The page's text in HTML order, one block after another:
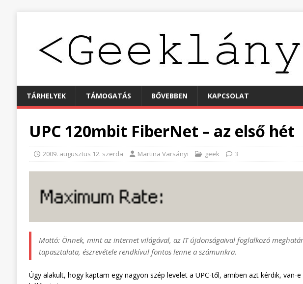
TÁRHELYEK TÁMOGATÁS BŐVEBBEN KAPCSOLAT
UPC 120mbit FiberNet – az első hét
2009. augusztus 12. szerda Martina Varsányi geek 3
Mottó: Önnek, mint az internet világával, az IT újdonságaival foglalkozó
tapasztalata, észrevétele rendkívül fontos lenne a számunkra.
Úgy alakult, hogy kaptam egy nagyon szép levelet a UPC-től, amiben azt kérdik, van-